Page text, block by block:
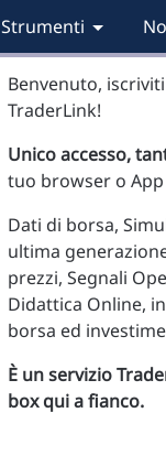
Strumenti
Benvenuto,
TraderLink!
Unico accesso,
tuo browser o
Dati di borsa,
ultima
prezzi, Segnali
Didattica Online,
borsa ed
È un servizio
box qui a fianco.